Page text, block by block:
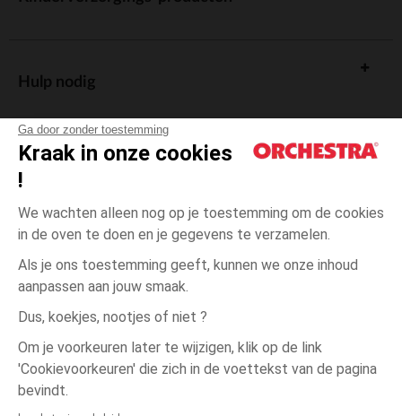
Ga door zonder toestemming
Kraak in onze cookies
!
We wachten alleen nog op je toestemming om de cookies
in de oven te doen en je gegevens te verzamelen.
Als je ons toestemming geeft, kunnen we onze inhoud
aanpassen aan jouw smaak.
Dus, koekjes, nootjes of niet ?
Om je voorkeuren later te wijzigen, klik op de link
'Cookievoorkeuren' die zich in de voettekst van de pagina
bevindt.
Groen Groen
één
Hulp nodig
Algemene verkoopsvoorwaarden
Wettelijke bepalingen
Persoonsgegevens